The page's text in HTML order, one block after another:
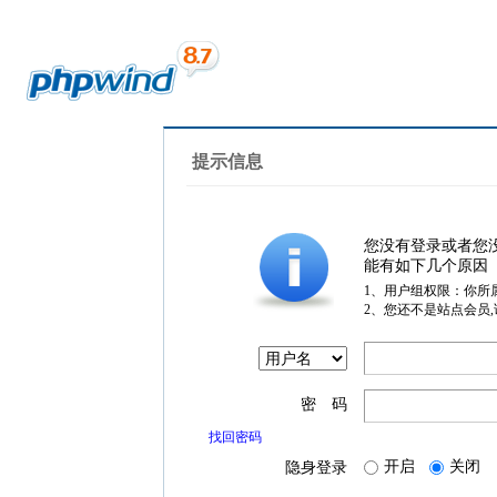
提示信息
您没有登录或者您
能有如下几个原因
1、用户组权限：你所
2、您还不是站点会员
密 码
找回密码
隐身登录 开启 关闭